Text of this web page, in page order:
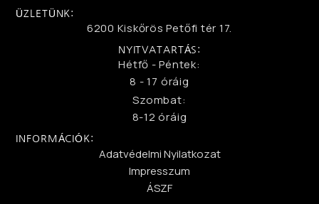
ÜZLETÜNK:
6200 Kiskőrös Petőfi tér 17.
NYITVATARTÁS:
Hétfő - Péntek:
8 - 17 óráig
Szombat:
8-12 óráig
INFORMÁCIÓK:
Adatvédelmi Nyilatkozat
Impresszum
ÁSZF